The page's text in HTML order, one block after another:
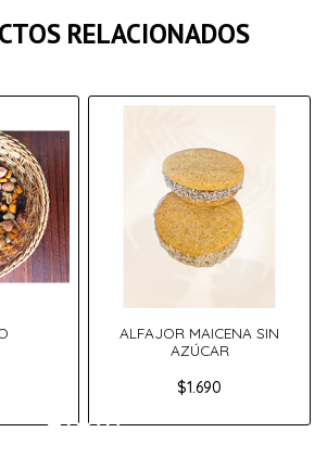
RELACIONADOS
ALFAJOR MAICENA SIN
AZÚCAR
$1.690